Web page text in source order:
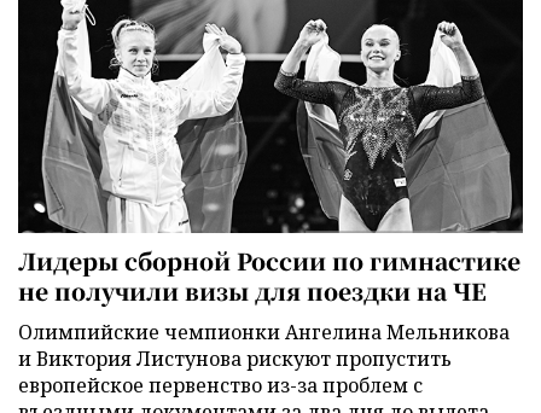
Лидеры сборной России по гимнастике
не получили визы для поездки на ЧЕ
Олимпийские чемпионки Ангелина Мельникова
и Виктория Листунова рискуют пропустить
европейское первенство из-за проблем с